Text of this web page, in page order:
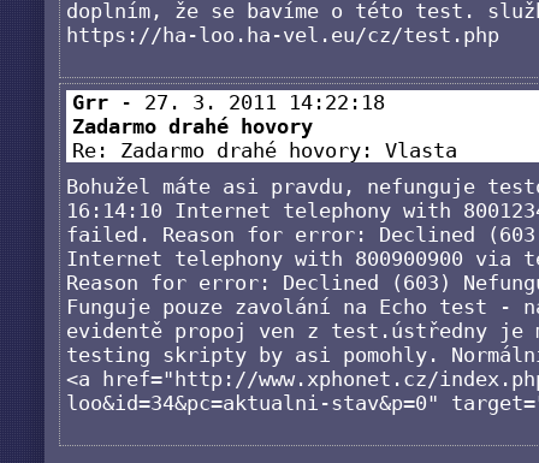
doplním, že se bavíme o této test.
https://ha-loo.ha-vel.eu/cz/test.php
Grr - 27. 3. 2011 14:22:18
Zadarmo drahé hovory
Re: Zadarmo drahé hovory: Vlasta
Bohužel máte asi pravdu, nefunguje
16:14:10 Internet telephony with
failed. Reason for error: Declined
Internet telephony with 800900900
Reason for error: Declined (603)
Funguje pouze zavolání na Echo test -
evidentě propoj ven z test.ústředny je
testing skripty by asi pomohly.
<a href="http://www.xphonet.cz/
loo&id=34&pc=aktualni-stav&p=0"